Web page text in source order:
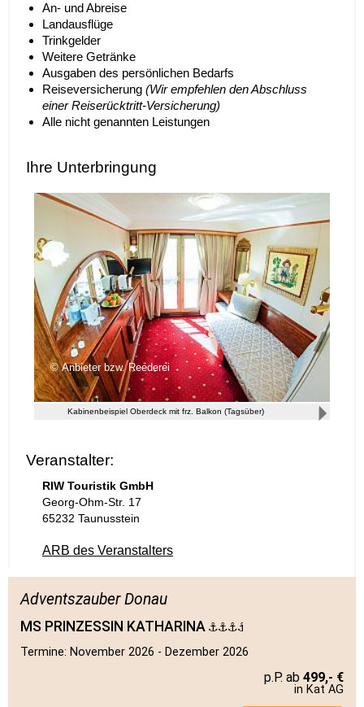
An- und Abreise
Landausflüge
Trinkgelder
Weitere Getränke
Ausgaben des persönlichen Bedarfs
Reiseversicherung (Wir empfehlen den Abschluss
einer Reiserücktritt-Versicherung)
Alle nicht genannten Leistungen
Ihre Unterbringung
Anbieter bzw. Reederei
Kabinenbeispiel Oberdeck mit frz. Balkon (Tagsüber)
Veranstalter:
RIW Touristik GmbH
Georg-Ohm-Str. 17
65232 Taunusstein
ARB des Veranstalters
Adventszauber Donau
MS PRINZESSIN KATHARINA
Termine: November 2026 - Dezember 2026
499,- €
in Kat AG